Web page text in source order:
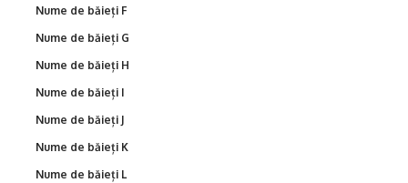
Nume de băieți F
Nume de băieți G
Nume de băieți H
Nume de băieți I
Nume de băieți J
Nume de băieți K
Nume de băieți L